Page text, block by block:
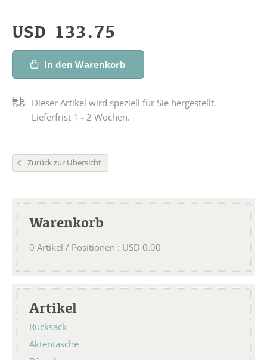
USD 133.75
In den Warenkorb
Dieser Artikel wird speziell für Sie hergestellt.
Lieferfrist 1 - 2 Wochen.
Zurück zur Übersicht
Warenkorb
0 Artikel / Positionen : USD 0.00
Artikel
Rucksack
Aktentasche